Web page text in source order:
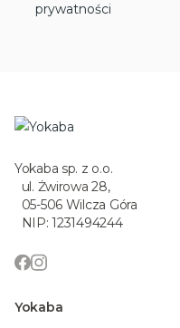
prywatności
Yokaba sp. z o.o.
ul. Żwirowa 28,
05-506 Wilcza Góra
NIP: 1231494244
Yokaba